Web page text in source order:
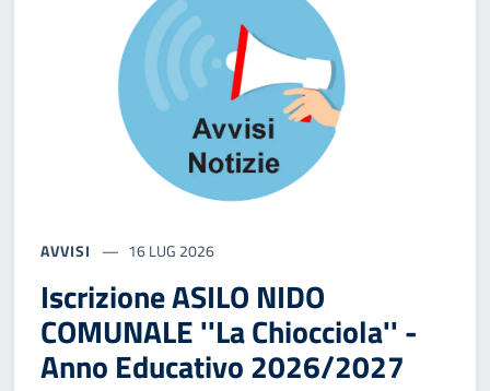
AVVISI 16 LUG 2026
Iscrizione ASILO NIDO
COMUNALE ''La Chiocciola'' -
Anno Educativo 2026/2027